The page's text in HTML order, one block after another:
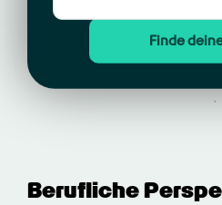
Finde
Berufliche